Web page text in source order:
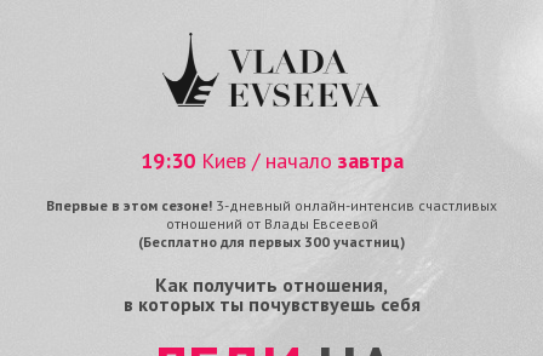
19:30Киев / начало завтра
Впервые в этом сезоне! 3-дневный онлайн-интенсив счастливых
отношений от Влады Евсеевой
(Бесплатно для первых 300 участниц)
Как получить отношения,
в которых ты почувствуешь себя